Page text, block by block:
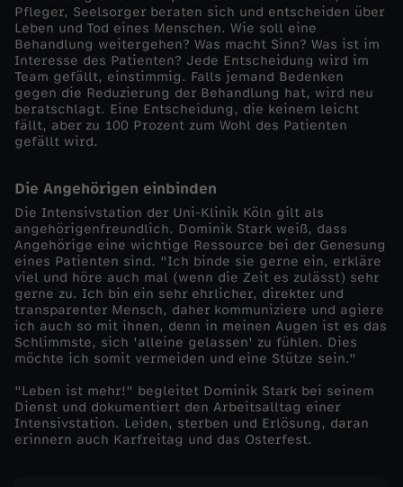
g
e
–
i
n
t
ä
l
Pfleger, Seelsorger beraten sich und entscheiden über
Leben und Tod eines Menschen. Wie soll eine
Behandlung weitergehen? Was macht Sinn? Was ist im
Interesse des Patienten? Jede Entscheidung wird im
Team gefällt, einstimmig. Falls jemand Bedenken
gegen die Reduzierung der Behandlung hat, wird neu
beratschlagt. Eine Entscheidung, die keinem leicht
fällt, aber zu 100 Prozent zum Wohl des Patienten
gefällt wird.
Die Angehörigen einbinden
Die Intensivstation der Uni-Klinik Köln gilt als
angehörigenfreundlich. Dominik Stark weiß, dass
Angehörige eine wichtige Ressource bei der Genesung
eines Patienten sind. "Ich binde sie gerne ein, erkläre
viel und höre auch mal (wenn die Zeit es zulässt) sehr
gerne zu. Ich bin ein sehr ehrlicher, direkter und
transparenter Mensch, daher kommuniziere und agiere
ich auch so mit ihnen, denn in meinen Augen ist es das
Schlimmste, sich 'alleine gelassen' zu fühlen. Dies
möchte ich somit vermeiden und eine Stütze sein."
"Leben ist mehr!" begleitet Dominik Stark bei seinem
Dienst und dokumentiert den Arbeitsalltag einer
Intensivstation. Leiden, sterben und Erlösung, daran
erinnern auch Karfreitag und das Osterfest.